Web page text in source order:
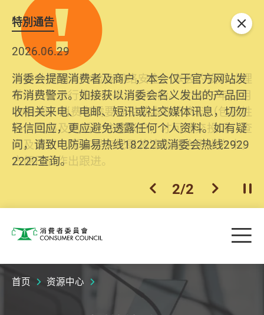
特別通告
2026.06.29
消委会提醒消费者及商户，本会仅于官方网站发
布消费警示。如接获以消委会名义发出的产品回
收相关来电、电邮、短讯或社交媒体讯息，切勿
轻信回应，更应避免透露任何个人资料。如有疑
问，请致电防骗易热线18222或消委会热线2929
2222查询。
2025.10.31
为提升使用者体验及网络安全，本会的投诉处理
系统已经进行升级及推出新功能。由2025年11月
10日起，消费者需要提供基本联络资料（包括姓
名、电邮及电话）注册帐户，才可提交投诉、查
询及建议。所有提交纪录将清晰整合于帐户中，
方便日后作出跟进。
上一个
2/2 下一个开
关闭
消费者委员会 目
首页 资源中心